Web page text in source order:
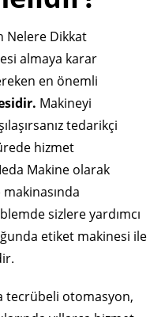
Nelere Dikkat
almaya karar
en önemli
Makineyi
tedarikçi
hizmet
Makine olarak
makinasında
sizlere yardımcı
etiket makinesi ile
tecrübeli otomasyon,